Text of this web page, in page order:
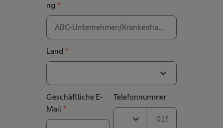
ng *
Land *
expand_more
Geschäftliche E-
Mail *
Telefonnummer
expand_more